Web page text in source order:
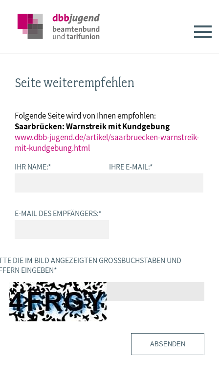
Seite weiterempfehlen
Folgende Seite wird von Ihnen empfohlen:
Saarbrücken: Warnstreik mit Kundgebung
www.dbb-jugend.de/artikel/saarbruecken-warnstreik-
mit-kundgebung.html
IHR NAME:* IHRE E-MAIL:*
E-MAIL DES EMPFÄNGERS:*
DIE IM BILD ANGEZEIGTEN GROSSBUCHSTABEN UND Z
EINGEBEN *
ABSENDEN